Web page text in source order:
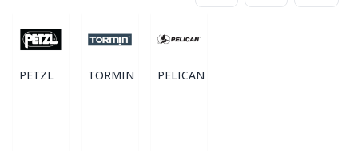
PETZL TORMIN PELICAN